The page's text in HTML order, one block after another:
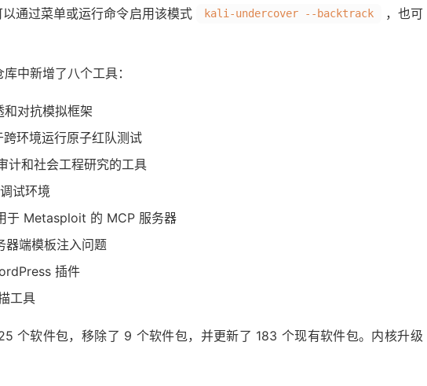
通过菜单或运行命令启用该模式
kali-undercover --backtrack
，也可
中新增了八个工具：
对抗模拟框架
环境运行原子红队测试
计和社会工程研究的工具
试环境
于 Metasploit 的 MCP 服务器
器端模板注入问题
插件
工具
个软件包，移除了 9 个软件包，并更新了 183 个现有软件包。内核升级